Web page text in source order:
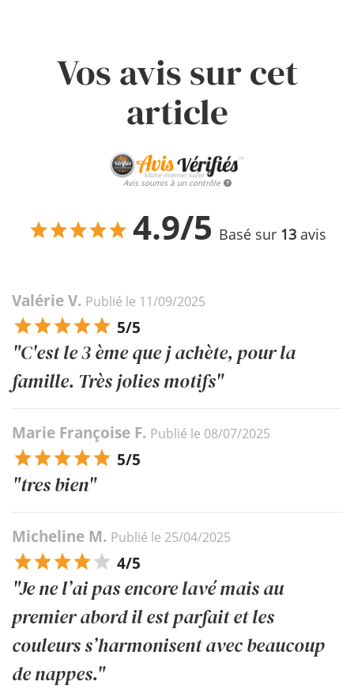
Vos avis sur cet
article
Avis soumis à un contrôle
4.9/5 Basé sur 13 avis
Valérie V. Publié le 11/09/2025
5/5
"C'est le 3 ème que j achète, pour la
famille. Très jolies motifs"
Marie Françoise F. Publié le 08/07/2025
5/5
"tres bien"
Micheline M. Publié le 25/04/2025
4/5
"Je ne l’ai pas encore lavé mais au
premier abord il est parfait et les
couleurs s’harmonisent avec beaucoup
de nappes."